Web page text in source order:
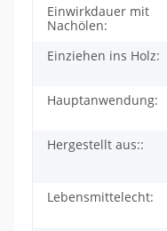
Einwirkdauer mit
Nachölen:
Einziehen ins Holz:
Hauptanwendung:
Hergestellt aus::
Lebensmittelecht: